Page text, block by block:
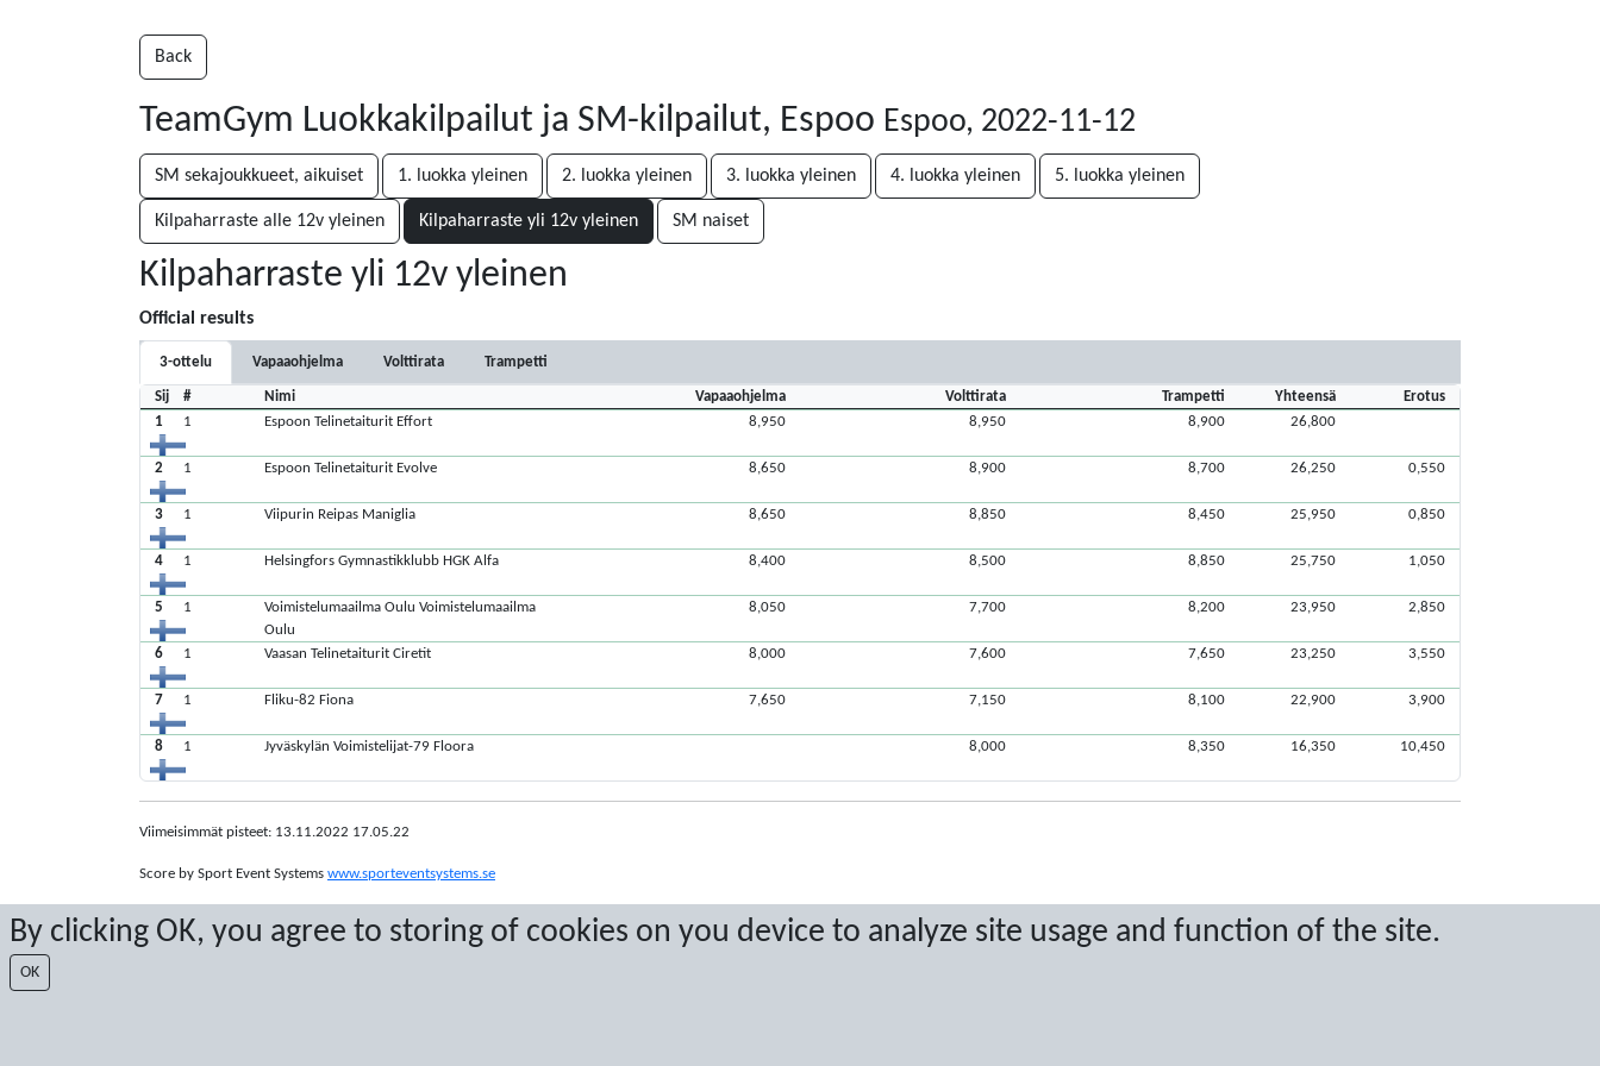
By clicking OK, you agree to storing of cookies on you device to analyze site usage and function of the site.
OK
Back
TeamGym Luokkakilpailut ja SM-kilpailut, Espoo Espoo, 2022-11-12
SM sekajoukkueet, aikuiset 1. luokka yleinen 2. luokka yleinen 3. luokka yleinen 4. luokka yleinen 5. luokka yleinen
Kilpaharraste alle 12v yleinen Kilpaharraste yli 12v yleinen SM naiset
Kilpaharraste yli 12v yleinen
Official results
3-ottelu Vapaaohjelma Volttirata Trampetti
Sij # Nimi Vapaaohjelma Volttirata Trampetti Yhteensä
Erotus
1
1 Espoon Telinetaiturit Effort 8,950 8,950 8,900 26,800
2 1 Espoon Telinetaiturit Evolve 8,650 8,900 8,700 26,250 0,550
3 1 Viipurin Reipas Maniglia 8,650 8,850 8,450 25,950 0,850
4 1 Helsingfors Gymnastikklubb HGK Alfa 8,400 8,500 8,850 25,750 1,050
5 1
Voimistelumaailma Oulu Voimistelumaailma
Oulu
8,050 7,700 8,200 23,950 2,850
6 1 Vaasan Telinetaiturit Ciretit 8,000 7,600 7,650 23,250 3,550
7 1 Fliku-82 Fiona 7,650 7,150 8,100 22,900 3,900
8 1 Jyväskylän Voimistelijat-79 Floora 8,000 8,350 16,350 10,450
Viimeisimmät pisteet: 13.11.2022 17.05.22
Score by Sport Event Systems www.sporteventsystems.se
Last Update: 6.8.2026 14.43.23